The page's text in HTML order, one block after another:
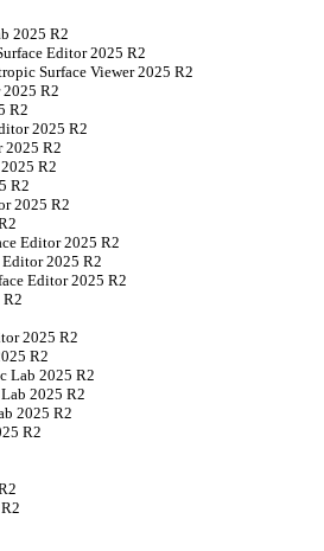
2025 R2
Editor 2025 R2
Surface Viewer 2025 R2
2025 R2
R2
2025 R2
2025 R2
R2
R2
2025 R2
Editor 2025 R2
Editor 2025 R2
Editor 2025 R2
R2
2025 R2
R2
Lab 2025 R2
2025 R2
2025 R2
R2